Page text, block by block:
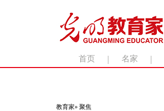
首页 | 名家 |
教育家» 聚焦